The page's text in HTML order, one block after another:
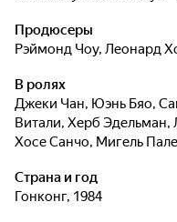
Продюсеры
Рэймонд Чоу, Леонард
В ролях
Джеки Чан, Юэнь Бяо,
Витали, Херб Эдельман,
Хосе Санчо, Мигель
Страна и год
Гонконг, 1984